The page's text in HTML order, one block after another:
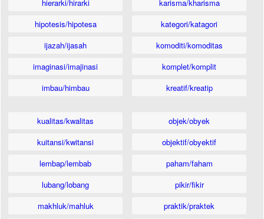
hierarki/hirarki
hipotesis/hipotesa
ijazah/ijasah
imaginasi/imajinasi
imbau/himbau
karisma/kharisma
kategori/katagori
komoditi/komoditas
komplet/komplit
kreatif/kreatip
kualitas/kwalitas
kuitansi/kwitansi
lembap/lembab
lubang/lobang
makhluk/mahluk
objek/obyek
objektif/obyektif
paham/faham
pikir/fikir
praktik/praktek